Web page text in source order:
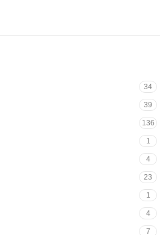
34
39
136
1
4
23
1
4
7